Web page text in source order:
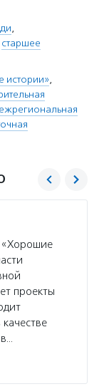
,
старшее
истории»,
«Хорошие
проекты